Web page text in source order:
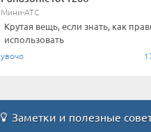
Мини-АТС
Крутая вещь, если знать, как
использовать
увочо
Заметки и полезные